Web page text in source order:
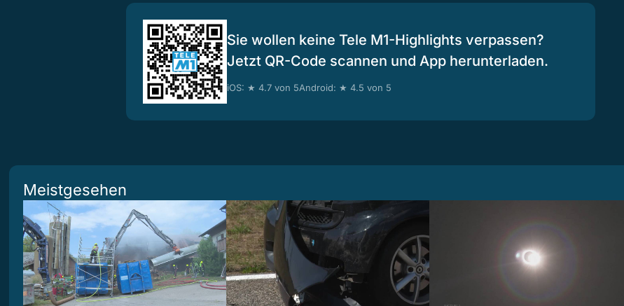
Sie wollen keine Tele M1-Highlights verpassen?
Jetzt QR-Code scannen und App herunterladen.
iOS: ★ 4.7 von 5Android: ★ 4.5 von 5
Meistgesehen